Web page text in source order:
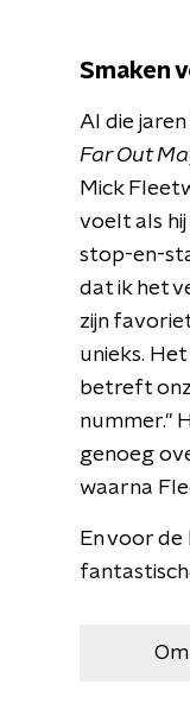
Smaken
Al die
Far Out
Mick
voelt als hij
stop-en-
dat ik het
zijn
unieks.
betreft
nummer."
genoeg
waarna
En voor